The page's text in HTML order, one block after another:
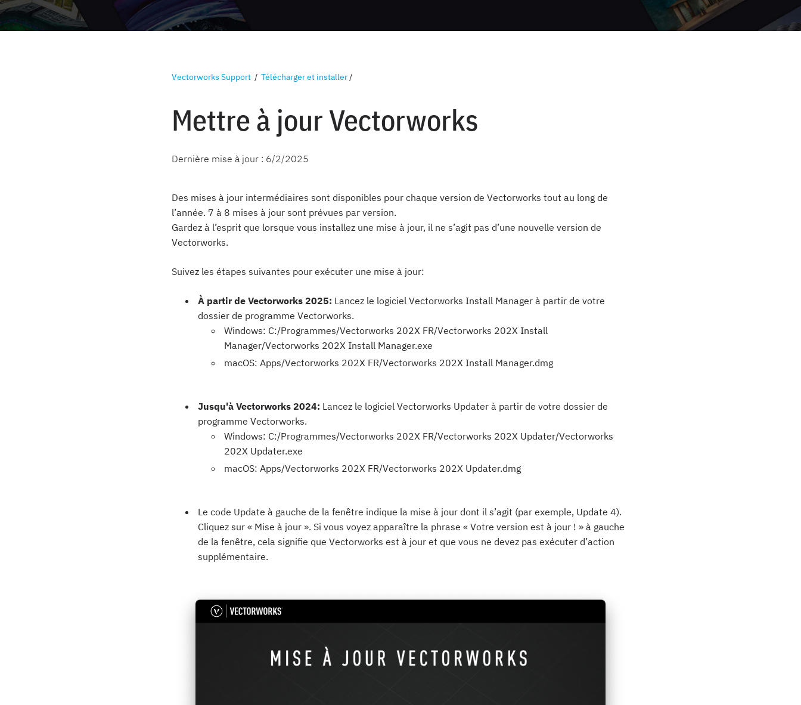
Vectorworks Support / Télécharger et installer/
Mettre à jour Vectorworks
Dernière mise à jour : 6/2/2025
Des mises à jour intermédiaires sont disponibles pour chaque version de Vectorworks tout au long de
l’année. 7 à 8 mises à jour sont prévues par version.
Gardez à l’esprit que lorsque vous installez une mise à jour, il ne s’agit pas d’une nouvelle version de
Vectorworks.
Suivez les étapes suivantes pour exécuter une mise à jour:
À partir de Vectorworks 2025: Lancez le logiciel Vectorworks Install Manager à partir de votre
dossier de programme Vectorworks.
Windows: C:/Programmes/Vectorworks 202X FR/Vectorworks 202X Install
Manager/Vectorworks 202X Install Manager.exe
macOS: Apps/Vectorworks 202X FR/Vectorworks 202X Install Manager.dmg
Jusqu'à Vectorworks 2024: Lancez le logiciel Vectorworks Updater à partir de votre dossier de
programme Vectorworks.
Windows: C:/Programmes/Vectorworks 202X FR/Vectorworks 202X Updater/Vectorworks
202X Updater.exe
macOS: Apps/Vectorworks 202X FR/Vectorworks 202X Updater.dmg
Le code Update à gauche de la fenêtre indique la mise à jour dont il s’agit (par exemple, Update 4).
Cliquez sur « Mise à jour ». Si vous voyez apparaître la phrase « Votre version est à jour ! » à gauche
de la fenêtre, cela signifie que Vectorworks est à jour et que vous ne devez pas exécuter d’action
supplémentaire.